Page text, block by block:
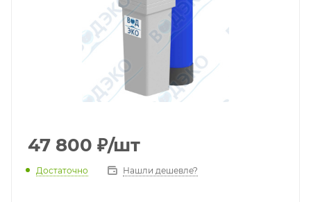
47 800 ₽/шт
Достаточно Нашли дешевле?